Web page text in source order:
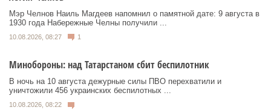
Мэр Челнов Наиль Магдеев напомнил о памятной дате: 9 августа в
1930 года Набережные Челны получили ...
10.08.2026, 08:27 1
Минобороны: над Татарстаном сбит беспилотник
В ночь на 10 августа дежурные силы ПВО перехватили и
уничтожили 456 украинских беспилотных ...
10.08.2026, 08:22